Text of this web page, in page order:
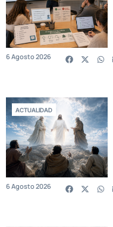
6 Agosto 2026
ACTUALIDAD
6 Agosto 2026